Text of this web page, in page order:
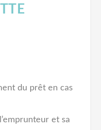
du prêt en cas
et sa